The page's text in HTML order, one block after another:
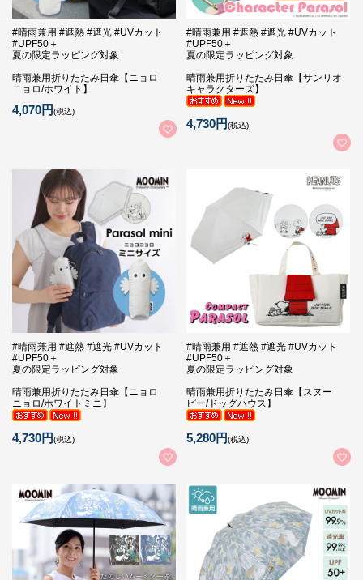
#晴雨兼用 #遮熱 #遮光 #UVカット
#UPF50＋
夏の限定ラッピング対象
晴雨兼用折りたたみ日傘【ニョロ
ニョロ/ホワイト】
4,070円(税込)
#晴雨兼用 #遮熱 #遮光 #UVカット
#UPF50＋
夏の限定ラッピング対象
晴雨兼用折りたたみ日傘【サンリオ
キャラクターズ】
4,730円(税込)
#晴雨兼用 #遮熱 #遮光 #UVカット
#UPF50＋
夏の限定ラッピング対象
晴雨兼用折りたたみ日傘【ニョロ
ニョロ/ホワイトミニ】
4,730円(税込)
#晴雨兼用 #遮熱 #遮光 #UVカット
#UPF50＋
夏の限定ラッピング対象
晴雨兼用折りたたみ日傘【スヌー
ピー/ドッグハウス】
5,280円(税込)